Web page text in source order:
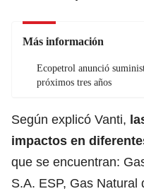
Más información
Ecopetrol anunció
próximos tres años
Según explicó Vanti,
impactos en
que se encuentran:
S.A. ESP, Gas Natural